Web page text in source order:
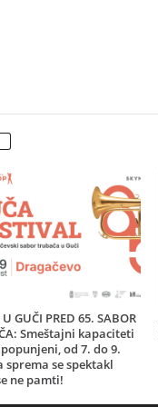
GUČI PRED 65. SABOR
Smeštajni kapaciteti
od 7. do 9.
sprema se spektakl
ne pamti!